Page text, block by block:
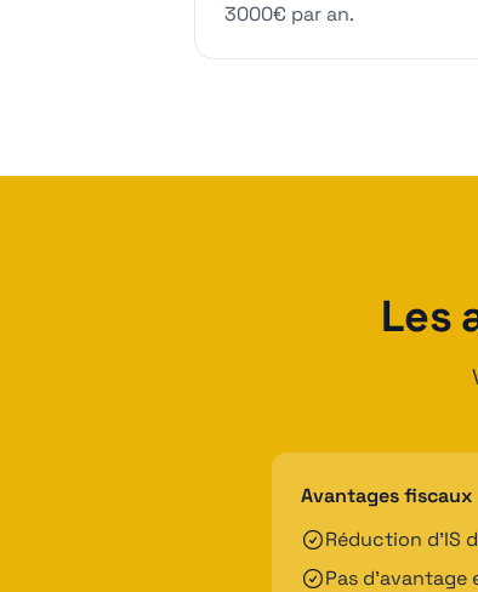
3000€ par an.
Les
Avantages fiscaux
Réduction d'IS
Pas d'avantage